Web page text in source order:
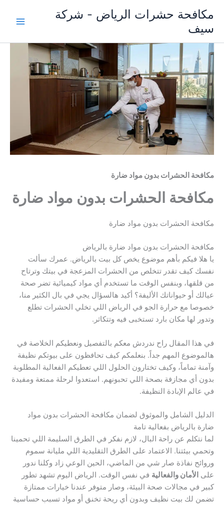
المحتوى
مكافحة حشرات الرياض - شركة
سيف
مكافحة الحشرات بدون مواد ضارة
مكافحة الحشرات بدون مواد ضارة
مكافحة الحشرات بدون مواد ضارة
مكافحة الحشرات بدون مواد ضارة بالرياض
يا هلا فيكم بأهم موضوع يخص كل بيت بالرياض. عمرك سألت
نفسك كيف تقدر تتخلص من الحشرات المزعجة في بيتك وترتاح
من قلقها، وبنفس الوقت ما تستخدم أي مواد كيميائية تضر صحة
عيالك أو حيواناتك الأليفة؟ أكيد هالسؤال يجي في بال الكثير منا،
خصوصا مع حرارة الجو في الرياض اللي تخلي الحشرات تطلع
وتدور لها مكان بارد تستخبى فيه وتتكاثر.
في هذا المقال راح ندردش معكم بالتفصيل ونعطيكم الخلاصة في
هالموضوع المهم جداً. بنعلمكم كيف تحافظون على بيوتكم نظيفة
وآمنة تماماً، وكيف تختارون الحلول اللي تعطيكم الفعالية المطلوبة
بدون أي مجازفة بصحة اللي تحبونهم. استعدوا لرحلة ممتعة ومفيدة
في عالم الإبادة النظيفة.
الدليل الشامل والموثوق لضمان مكافحة الحشرات بدون مواد
ضارة بالرياض بفعالية تامة
لما نتكلم عن راحة البال، لازم نفكر في الطرق السليمة اللي تحمينا
وتحمي بيئتنا. الاعتماد على الطرق التقليدية اللي مليانة سموم
وروائح نفاذة صار شي من الماضي، الحين الوعي زاد وكلنا ندور
على الأمان والفعالية في نفس الوقت. الرياض اليوم تشهد تطور
كبير في مجالات صحة البيئة، وصار متوفر عندنا خيارات ممتازة
تضمن لك بيت نظيف وبدون أي ريحة تخنق أو مواد تسبب حساسية